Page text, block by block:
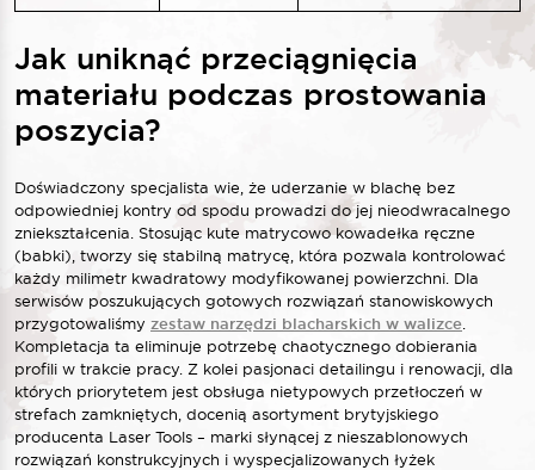
Jak uniknąć przeciągnięcia
materiału podczas prostowania
poszycia?
Doświadczony specjalista wie, że uderzanie w blachę bez
odpowiedniej kontry od spodu prowadzi do jej nieodwracalnego
zniekształcenia. Stosując kute matrycowo kowadełka ręczne
(babki), tworzy się stabilną matrycę, która pozwala kontrolować
każdy milimetr kwadratowy modyfikowanej powierzchni. Dla
serwisów poszukujących gotowych rozwiązań stanowiskowych
przygotowaliśmy zestaw narzędzi blacharskich w walizce
Kompletacja ta eliminuje potrzebę chaotycznego dobierania
profili w trakcie pracy. Z kolei pasjonaci detailingu i renowacji, dla
których priorytetem jest obsługa nietypowych przetłoczeń w
strefach zamkniętych, docenią asortyment brytyjskiego
producenta Laser Tools – marki słynącej z nieszablonowych
rozwiązań konstrukcyjnych i wyspecjalizowanych łyżek